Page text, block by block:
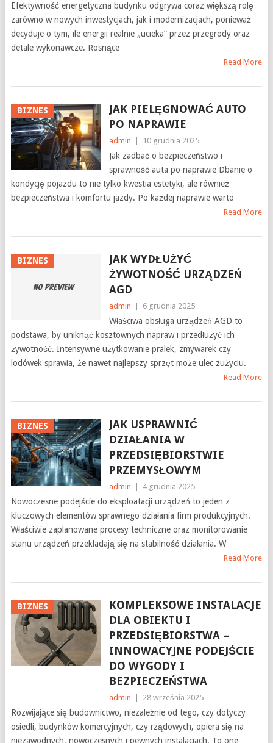
Efektywność energetyczna budynku odgrywa coraz większą rolę
zarówno w nowych inwestycjach, jak i modernizacjach, ponieważ
decyduje o tym, ile energii realnie „ucieka” przez przegrody oraz
detale wykonawcze. Rosnące
Read More
BIZNES
JAK PIELĘGNOWAĆ AUTO
PO NAPRAWIE
admin 10 grudnia 2025
Jak zadbać o bezpieczeństwo i
sprawność auta po naprawie Dbanie o
kondycję pojazdu to nie tylko kwestia estetyki, ale również
bezpieczeństwa i komfortu jazdy. Po każdej naprawie warto
Read More
BIZNES
JAK WYDŁUŻYĆ
ŻYWOTNOŚĆ URZĄDZEŃ
AGD
admin 6 grudnia 2025
Właściwa obsługa urządzeń AGD to
podstawa, by uniknąć kosztownych napraw i przedłużyć ich
żywotność. Intensywne użytkowanie pralek, zmywarek czy
lodówek sprawia, że nawet najlepszy sprzęt może ulec zużyciu.
Read More
BIZNES
JAK USPRAWNIĆ
DZIAŁANIA W
PRZEDSIĘBIORSTWIE
PRZEMYSŁOWYM
admin 4 grudnia 2025
Nowoczesne podejście do eksploatacji urządzeń to jeden z
kluczowych elementów sprawnego działania firm produkcyjnych.
Właściwie zaplanowane procesy techniczne oraz monitorowanie
stanu urządzeń przekładają się na stabilność działania. W
Read More
BIZNES
KOMPLEKSOWE INSTALACJE
DLA OBIEKTU I
PRZEDSIĘBIORSTWA –
INNOWACYJNE PODEJŚCIE
DO WYGODY I
BEZPIECZEŃSTWA
admin 28 września 2025
Rozwijające się budownictwo, niezależnie od tego, czy dotyczy
osiedli, budynków komercyjnych, czy rządowych, opiera się na
niezawodnych, nowoczesnych i pewnych instalacjach. To one